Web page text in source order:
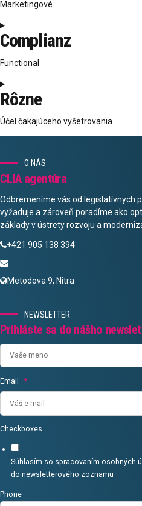
facebook
Marketingové
Consent
to
google-
Complianz
Functional
Consent
to
complianz
Rôzne
Účel čakajúceho vyšetrovania
service
rôzne
O NÁS
CLIA agentúra
Odbremeníme vás od legislatívnych
vyžaduje a zároveň poradíme ako
základy v ústrety rozvoju a
+421 905 138 394
Metodova 9, Nitra
NEWSLETTER
Prihláste sa do nášho
Email *
Checkboxes
Súhlasím so spracovanímosobných
do newsletterového zoznamu
Phone